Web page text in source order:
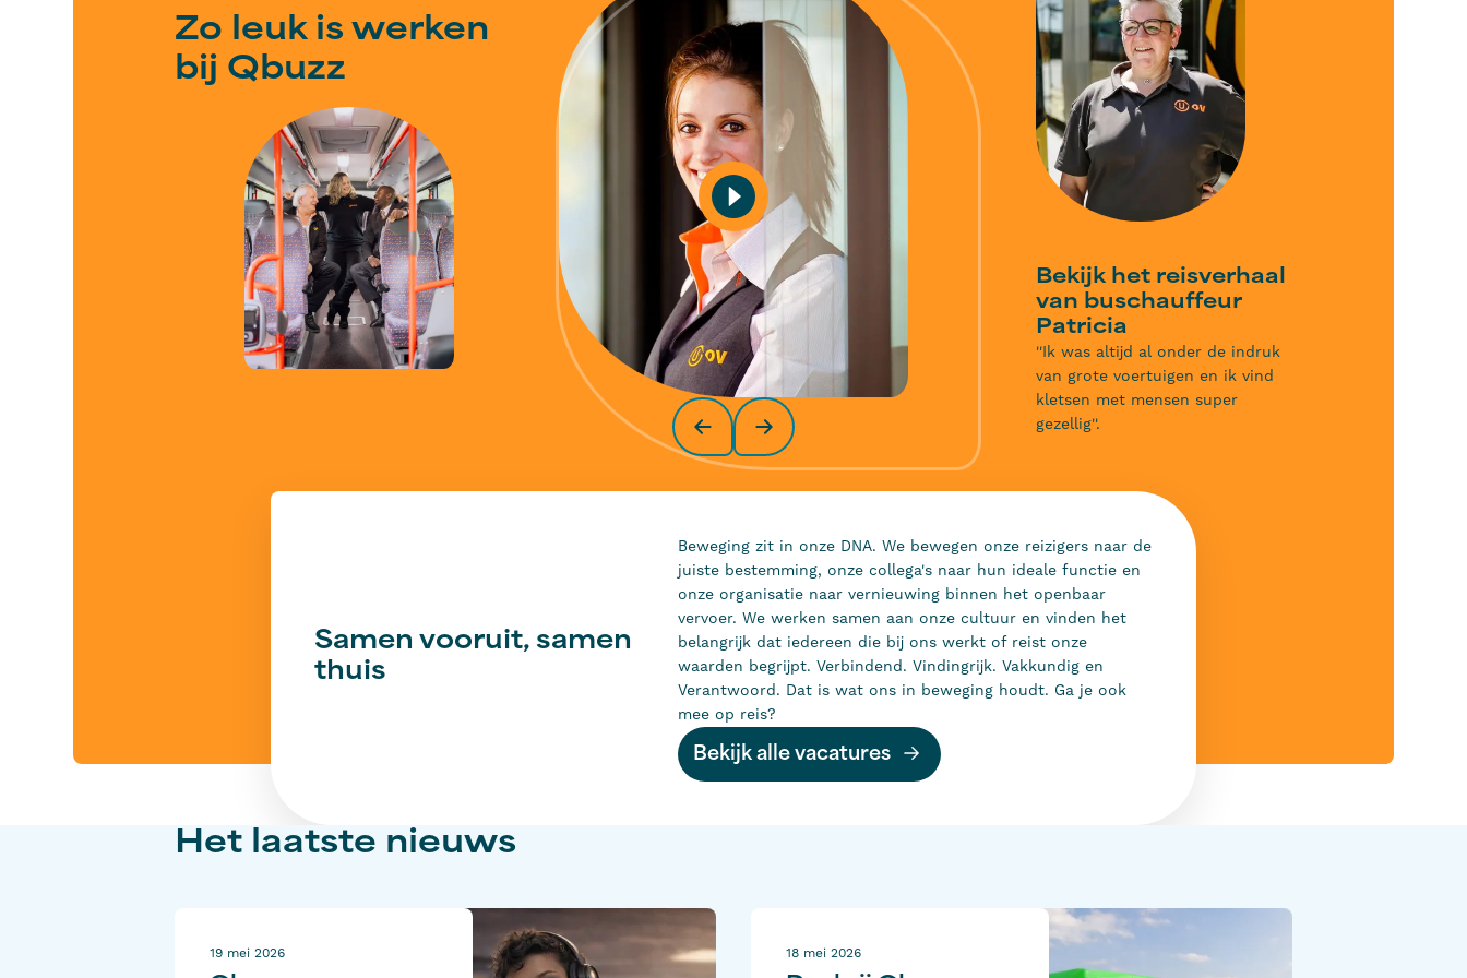
Zo leuk is werken
bij Qbuzz
Bekijk het reisverhaal
van buschauffeur
Patricia
''Ik was altijd al onder de indruk
van grote voertuigen en ik vind
kletsen met mensen super
gezellig''.
Samen vooruit, samen
thuis
Beweging zit in onze DNA. We bewegen onze reizigers naar de
juiste bestemming, onze collega's naar hun ideale functie en
onze organisatie naar vernieuwing binnen het openbaar
vervoer. We werken samen aan onze cultuur en vinden het
belangrijk dat iedereen die bij ons werkt of reist onze
waarden begrijpt. Verbindend. Vindingrijk. Vakkundig en
Verantwoord. Dat is wat ons in beweging houdt. Ga je ook
mee op reis?
Bekijk alle vacatures
Het laatste nieuws
19 mei 2026 18 mei 2026